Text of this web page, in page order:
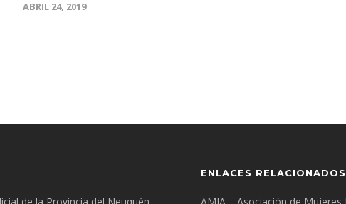
ABRIL 24, 2019
ENLACES RELACIONADOS